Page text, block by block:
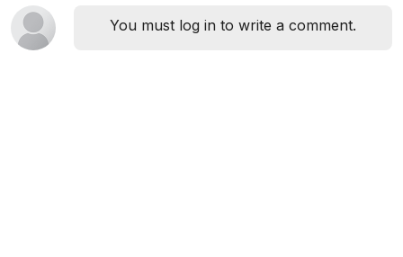
You must log in to write a comment.